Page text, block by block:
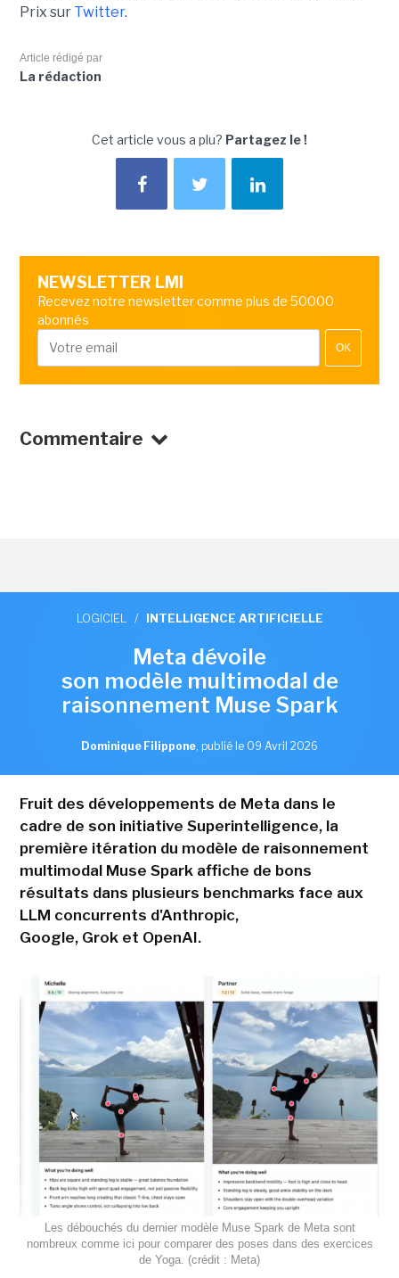
Prix sur Twitter.
Article rédigé par
La rédaction
Cet article vous a plu? Partagez le !
NEWSLETTER LMI
Recevez notre newsletter comme plus de 50000
abonnés
OK
Commentaire
LOGICIEL / INTELLIGENCE ARTIFICIELLE
Meta dévoile
son modèle multimodal de
raisonnement Muse Spark
Dominique Filippone, publié le 09 Avril 2026
Fruit des développements de Meta dans le
cadre de son initiative Superintelligence, la
première itération du modèle de raisonnement
multimodal Muse Spark affiche de bons
résultats dans plusieurs benchmarks face aux
LLM concurrents d'Anthropic,
Google, Grok et OpenAI.
Les débouchés du dernier modèle Muse Spark de Meta sont
nombreux comme ici pour comparer des poses dans des exercices
de Yoga. (crédit : Meta)